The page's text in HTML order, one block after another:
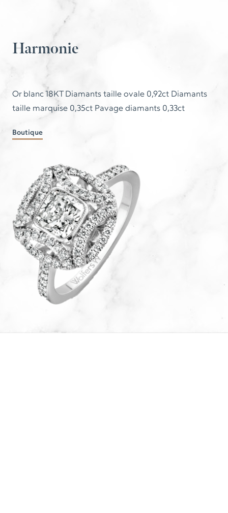
Harmonie
Or blanc 18KT Diamants taille ovale 0,92ct Diamants
taille marquise 0,35ct Pavage diamants 0,33ct
Boutique